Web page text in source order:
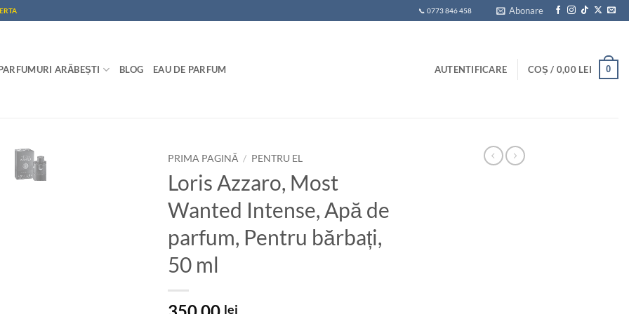
📞 0773 846 458 Abonare
ARĂBEȘTI BLOG EAU DE PARFUM AUTENTIFICARE COȘ / 0,00 LEI 0
PRIMA PAGINĂ / PENTRU EL
Loris Azzaro, Most
Wanted Intense, Apă de
parfum, Pentru bărbați,
50 ml
lei